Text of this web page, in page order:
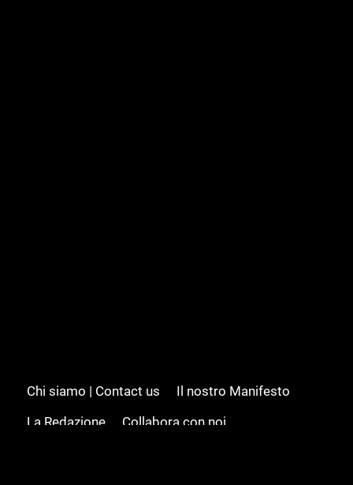
Chi siamo | Contact us
Il nostro Manifesto
La Redazione
Collabora con noi